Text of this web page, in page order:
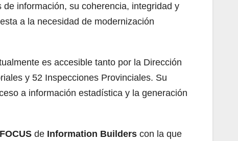
información, su coherencia, integridad y
a la necesidad de modernización
es accesible tanto por la Dirección
y 52 Inspecciones Provinciales. Su
a información estadística y la generación
de Information Builders con la que